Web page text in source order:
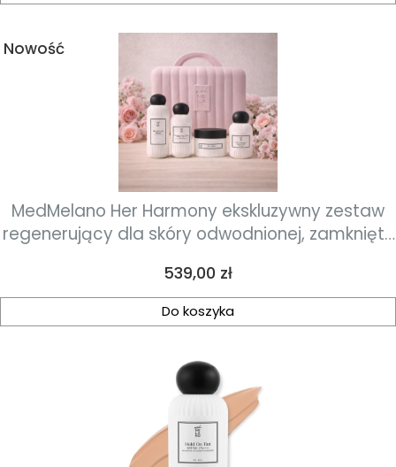
Nowość
MedMelano Her Harmony ekskluzywny zestaw
regenerujący dla skóry odwodnionej, zamknięty
Cena
539,00 zł
Do koszyka